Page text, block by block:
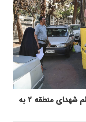
بدرقه کاروان خانواده معظم شهدای منطقه ۲ به